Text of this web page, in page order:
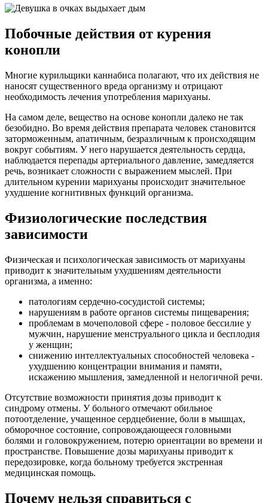
Побочные действия от курения
конопли
Многие курильщики каннабиса полагают, что их действия не
наносят существенного вреда организму и отрицают
необходимость лечения употребления марихуаны.
На самом деле, вещество на основе конопли далеко не так
безобидно. Во время действия препарата человек становится
заторможенным, апатичным, безразличным к происходящим
вокруг событиям. У него нарушается деятельность сердца,
наблюдается перепады артериального давление, замедляется
речь, возникает сложности с выражением мыслей. При
длительном курении марихуаны происходит значительное
ухудшение когнитивных функций организма.
Физиологические последствия
зависимости
Физическая и психологическая зависимость от марихуаны
приводит к значительным ухудшениям деятельности
организма, а именно:
патологиям сердечно-сосудистой системы;
нарушениям в работе органов системы пищеварения;
проблемам в мочеполовой сфере - половое бессилие у
мужчин, нарушение менструального цикла и бесплодия
у женщин;
снижению интеллектуальных способностей человека -
ухудшению концентрации внимания и памяти,
искажению мышления, замедленной и нелогичной речи.
Отсутствие возможности принятия дозы приводит к
синдрому отмены. У больного отмечают обильное
потоотделение, учащенное сердцебиение, боли в мышцах,
обморочное состояние, сопровождающееся головными
болями и головокружением, потерю ориентации во времени и
пространстве. Повышение дозы марихуаны приводит к
передозировке, когда больному требуется экстренная
медицинская помощь.
Почему нельзя справиться с